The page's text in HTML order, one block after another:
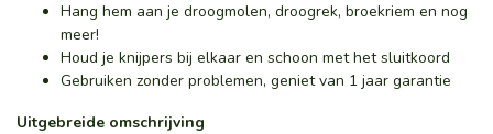
Hang hem aan je droogmolen, droogrek, broekriem en nog
meer!
Houd je knijpers bij elkaar en schoon met het sluitkoord
Gebruiken zonder problemen, geniet van 1 jaar garantie
Uitgebreide omschrijving